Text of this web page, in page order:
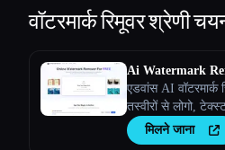
वॉटरमार्क रिमूवरश्रेणी
Ai Watermark
एडवांस AI
तस्वीरों से लोगो,
देता है। पेशेवर
करने के लिए मुफ़्त है।
मिलने जाना